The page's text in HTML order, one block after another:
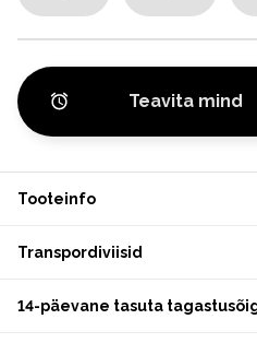
Teavita mind
Tooteinfo
Transpordiviisid
14-päevane tasuta